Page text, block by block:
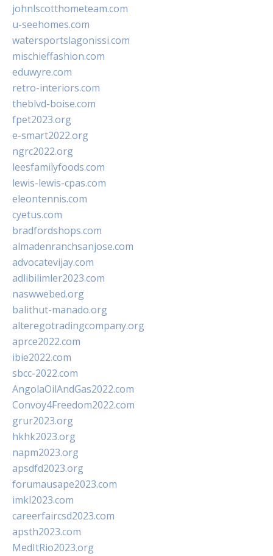
johnlscotthometeam.com
u-seehomes.com
watersportslagonissi.com
mischieffashion.com
eduwyre.com
retro-interiors.com
theblvd-boise.com
fpet2023.org
e-smart2022.org
ngrc2022.org
leesfamilyfoods.com
lewis-lewis-cpas.com
eleontennis.com
cyetus.com
bradfordshops.com
almadenranchsanjose.com
advocatevijay.com
adlibilimler2023.com
naswwebed.org
balithut-manado.org
alteregotradingcompany.org
aprce2022.com
ibie2022.com
sbcc-2022.com
AngolaOilAndGas2022.com
Convoy4Freedom2022.com
grur2023.org
hkhk2023.org
napm2023.org
apsdfd2023.org
forumausape2023.com
imkl2023.com
careerfaircsd2023.com
apsth2023.com
MedItRio2023.org